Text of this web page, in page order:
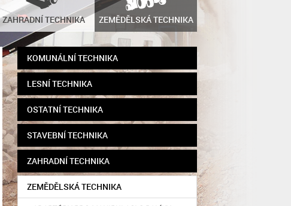
ZAHRADNÍ TECHNIKA ZEMĚDĚLSKÁ TECHNIKA
KOMUNÁLNÍ TECHNIKA
LESNÍ TECHNIKA
OSTATNÍ TECHNIKA
STAVEBNÍ TECHNIKA
ZAHRADNÍ TECHNIKA
ZEMĚDĚLSKÁ TECHNIKA